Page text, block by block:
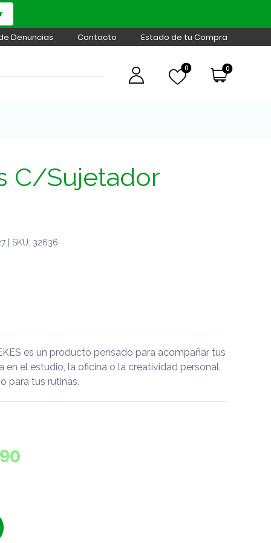
Denuncias Contacto Estado de tu Compra
0 0
C/Sujetador
| SKU: 32636
es un producto pensado para acompañar tus
en el estudio, la oficina o la creatividad personal.
para tus rutinas.